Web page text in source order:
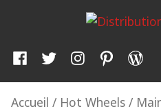
Distribution
Une passion, un mode de vie.
FacebookTwitterInstagramPinterest
Accueil / Hot Wheels /